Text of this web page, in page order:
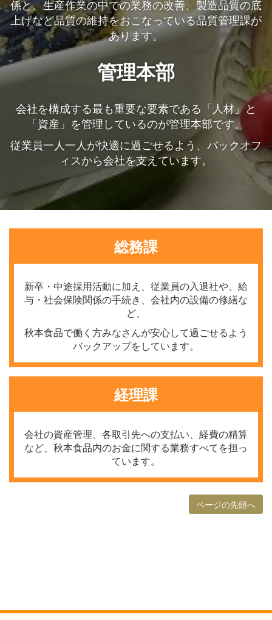
係と、生産作業の中での業務の改善、製造品質の底
上げなど品質の維持をおこなっている品質管理課が
あります。
管理本部
会社を構成する最も重要な要素である「人材」と
「資産」を管理しているのが管理本部です。
従業員一人一人が快適に過ごせるよう、バックオフ
ィスから会社を支えています。
総務課
新卒・中途採用活動に加え、従業員の入退社や、給
与・社会保険関係の手続き、会社内の設備の修繕な
ど、
秋本食品で働く方みなさんが安心して過ごせるよう
バックアップをしています。
経理課
会社の資産管理、各取引先への支払い、経費の精算
など、秋本食品内のお金に関する業務すべてを担っ
ています。
ページの先頭へ